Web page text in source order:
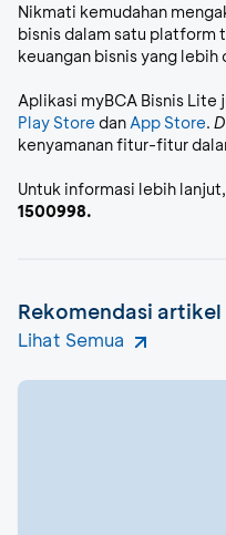
Nikmati kemudahan
bisnis dalam satu platform
keuangan bisnis yang
Aplikasi myBCA Bisnis Lite
Play Store danApp Store.
kenyamanan fitur-fitur
Untuk informasi lebih
1500998.
Rekomendasi
Lihat Semua